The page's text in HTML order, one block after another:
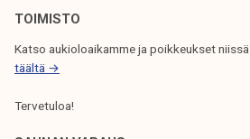
p
i
e
l
TOIMISTO
Katso aukioloaikamme ja poikkeukset niissä
täältä →
Tervetuloa!